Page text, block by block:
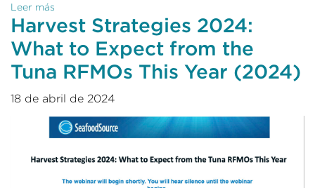
Leer más
Harvest Strategies 2024:
What to Expect from the
Tuna RFMOs This Year (2024)
18 de abril de 2024